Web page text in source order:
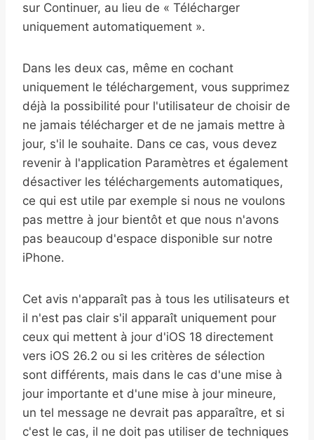
sur Continuer, au lieu de « Télécharger
uniquement automatiquement ».
Dans les deux cas, même en cochant
uniquement le téléchargement, vous supprimez
déjà la possibilité pour l'utilisateur de choisir de
ne jamais télécharger et de ne jamais mettre à
jour, s'il le souhaite. Dans ce cas, vous devez
revenir à l'application Paramètres et également
désactiver les téléchargements automatiques,
ce qui est utile par exemple si nous ne voulons
pas mettre à jour bientôt et que nous n'avons
pas beaucoup d'espace disponible sur notre
iPhone.
Cet avis n'apparaît pas à tous les utilisateurs et
il n'est pas clair s'il apparaît uniquement pour
ceux qui mettent à jour d'iOS 18 directement
vers iOS 26.2 ou si les critères de sélection
sont différents, mais dans le cas d'une mise à
jour importante et d'une mise à jour mineure,
un tel message ne devrait pas apparaître, et si
c'est le cas, il ne doit pas utiliser de techniques